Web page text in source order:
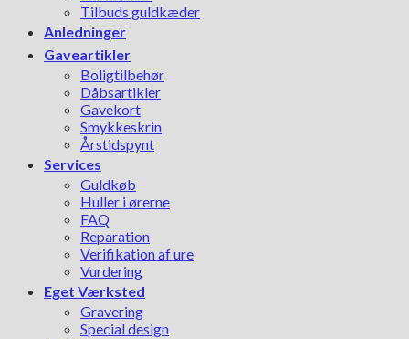
Tilbuds guldkæder
Anledninger
Gaveartikler
Boligtilbehør
Dåbsartikler
Gavekort
Smykkeskrin
Årstidspynt
Services
Guldkøb
Huller i ørerne
FAQ
Reparation
Verifikation af ure
Vurdering
Eget Værksted
Gravering
Special design